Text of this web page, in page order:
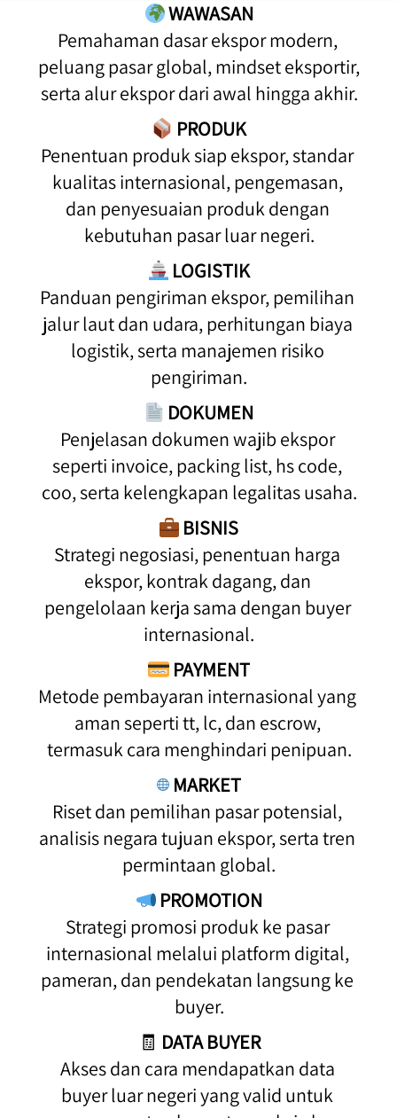
WAWASAN
Pemahaman dasar ekspor modern,
peluang pasar global, mindset eksportir,
serta alur ekspor dari awal hingga akhir.
PRODUK
Penentuan produk siap ekspor, standar
kualitas internasional, pengemasan,
dan penyesuaian produk dengan
kebutuhan pasar luar negeri.
LOGISTIK
Panduan pengiriman ekspor, pemilihan
jalur laut dan udara, perhitungan biaya
logistik, serta manajemen risiko
pengiriman.
DOKUMEN
Penjelasan dokumen wajib ekspor
seperti invoice, packing list, hs code,
coo, serta kelengkapan legalitas usaha.
BISNIS
Strategi negosiasi, penentuan harga
ekspor, kontrak dagang, dan
pengelolaan kerja sama dengan buyer
internasional.
PAYMENT
Metode pembayaran internasional yang
aman seperti tt, lc, dan escrow,
termasuk cara menghindari penipuan.
MARKET
Riset dan pemilihan pasar potensial,
analisis negara tujuan ekspor, serta tren
permintaan global.
PROMOTION
Strategi promosi produk ke pasar
internasional melalui platform digital,
pameran, dan pendekatan langsung ke
buyer.
🧾 DATA BUYER
Akses dan cara mendapatkan data
buyer luar negeri yang valid untuk